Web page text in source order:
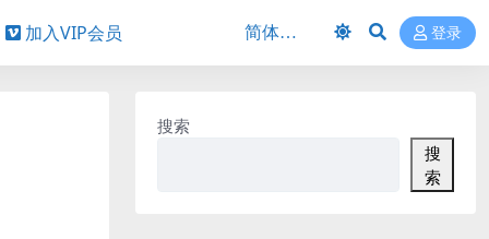
加入VIP会员 登录
搜索
搜
索